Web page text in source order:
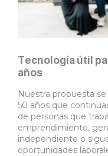
Tecnología útil
años
Nuestra propuesta
50 años que
de personas que
emprendimiento,
independiente o
oportunidades